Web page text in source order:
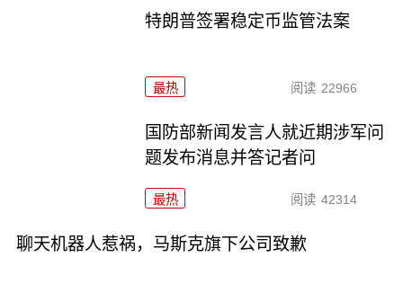
特朗普签署稳定币监管法案
最热 阅读 22966
国防部新闻发言人就近期涉军问
题发布消息并答记者问
最热 阅读 42314
聊天机器人惹祸，马斯克旗下公司致歉